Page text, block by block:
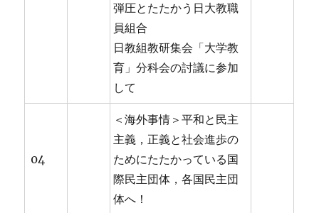
弾圧とたたかう日大教職
員組合
日教組教研集会「大学教
育」分科会の討議に参加
して
04
＜海外事情＞平和と民主
主義，正義と社会進歩の
ためにたたかっている国
際民主団体，各国民主団
体へ！